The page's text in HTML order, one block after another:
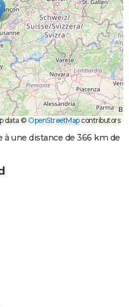
data ©OpenStreetMapcontributors
une distance de 366 km de